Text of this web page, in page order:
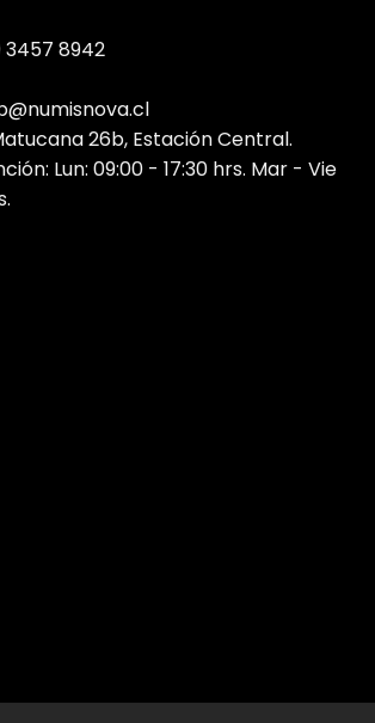
3457 8942
26b, Estación Central.
Lun: 09:00 - 17:30 hrs. Mar - Vie